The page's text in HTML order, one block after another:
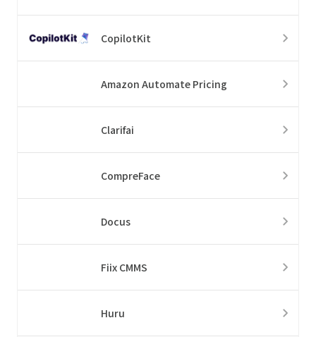
CopilotKit
Amazon Automate Pricing
Clarifai
CompreFace
Docus
Fiix CMMS
Huru